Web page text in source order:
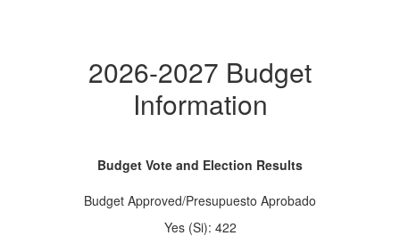
2026-2027 Budget
Information
Budget Vote and Election Results
Budget Approved/Presupuesto Aprobado
Yes (Si): 422